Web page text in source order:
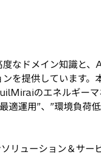
なドメイン知識と
を提供しています
のエネルギー
運用”、”環境負荷
リューション＆サー